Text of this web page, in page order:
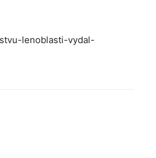
lenoblasti-vydal-